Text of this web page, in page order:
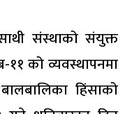
संस्थाको संयुक्त
को व्यवस्थापनमा
हिंसाको